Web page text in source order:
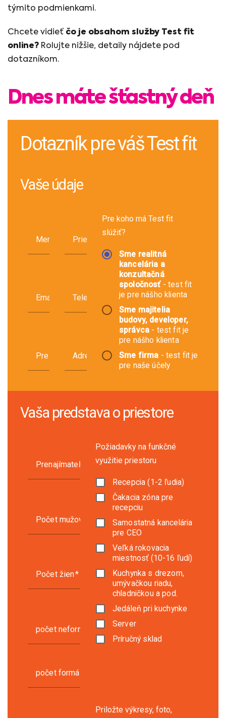
týmito podmienkami.
Chcete vidieť čo je obsahom služby Test fit
online? Rolujte nižšie, detaily nájdete pod
dotazníkom.
Dnes máte šťastný deň
Dotazník pre váš Test fit
Vaše údaje
Meno Priezvisko
Pre koho má Test fit
slúžiť?
Sme realitná
kancelária a
konzultačná
spoločnosť- test fit
je pre nášho klienta
Sme majitelia
budovy, developer,
správca - test fit je
pre nášho klienta
Sme firma - test fit je
pre naše účely
Email Telefón
Pre spoločnosťAdresa projektu
Vaša predstava o priestore
Prenajímateľná plocha (m2)
Požiadavky na funkčné
využitie priestoru
Recepcia (1-2 ľudia)
Čakacia zóna pre
recepciu
Samostatná kancelária
pre CEO
Veľká rokovacia
miestnosť (10-16 ľudí)
Kuchynka s drezom,
umývačkou riadu,
chladničkou a pod.
Jedáleň pri kuchynke
Server
Príručný sklad
Počet mužov
Počet žien
počet neformálnych stretávacích zón (2-4 ľudia)
počet formálnych meeting miestností (4-8 ľudí)
Priložte výkresy, foto,